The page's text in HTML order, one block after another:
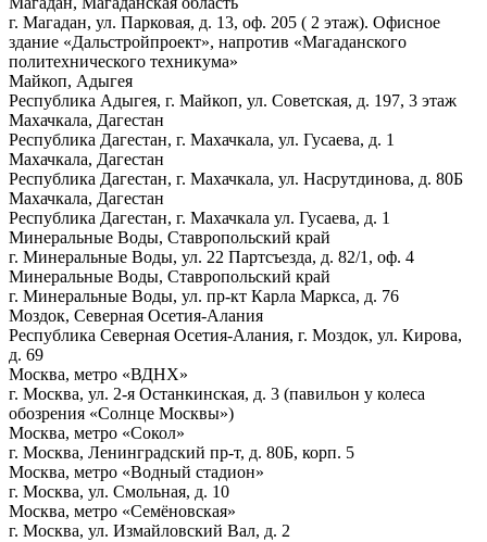
г. Магадан, ул. Парковая, д. 13, оф. 205 ( 2 этаж). Офисное
здание «Дальстройпроект», напротив «Магаданского
политехнического техникума»
Майкоп, Адыгея
Республика Адыгея, г. Майкоп, ул. Советская, д. 197, 3 этаж
Махачкала, Дагестан
Республика Дагестан, г. Махачкала, ул. Гусаева, д. 1
Махачкала, Дагестан
Республика Дагестан, г. Махачкала, ул. Насрутдинова, д. 80Б
Махачкала, Дагестан
Республика Дагестан, г. Махачкала ул. Гусаева, д. 1
Минеральные Воды, Ставропольский край
г. Минеральные Воды, ул. 22 Партсъезда, д. 82/1, оф. 4
Минеральные Воды, Ставропольский край
г. Минеральные Воды, ул. пр-кт Карла Маркса, д. 76
Моздок, Северная Осетия-Алания
Республика Северная Осетия-Алания, г. Моздок, ул. Кирова,
д. 69
Москва, метро «ВДНХ»
г. Москва, ул. 2-я Останкинская, д. 3 (павильон у колеса
обозрения «Солнце Москвы»)
Москва, метро «Сокол»
г. Москва, Ленинградский пр-т, д. 80Б, корп. 5
Москва, метро «Водный стадион»
г. Москва, ул. Смольная, д. 10
Москва, метро «Семёновская»
г. Москва, ул. Измайловский Вал, д. 2